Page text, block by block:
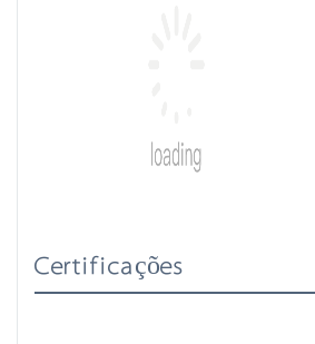
Certificações